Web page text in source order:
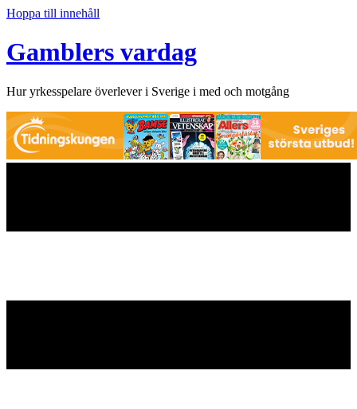
Hoppa till innehåll
Gamblers vardag
Hur yrkesspelare överlever i Sverige i med och motgång